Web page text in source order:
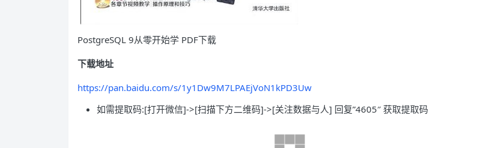
PostgreSQL 9从零开始学 PDF下载
下载地址
https://pan.baidu.com/s/1y1Dw9M7LPAEjVoN1kPD3Uw
如需提取码:[打开微信]->[扫描下方二维码]->[关注数据与人] 回复”4605″ 获取提取码